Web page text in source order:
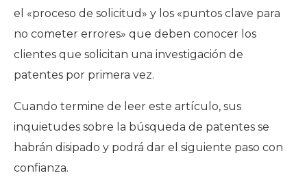
el «proceso de solicitud» y los «puntos clave para
no cometer errores» que deben conocer los
clientes que solicitan una investigación de
patentes por primera vez.
Cuando termine de leer este artículo, sus
inquietudes sobre la búsqueda de patentes se
habrán disipado y podrá dar el siguiente paso con
confianza.